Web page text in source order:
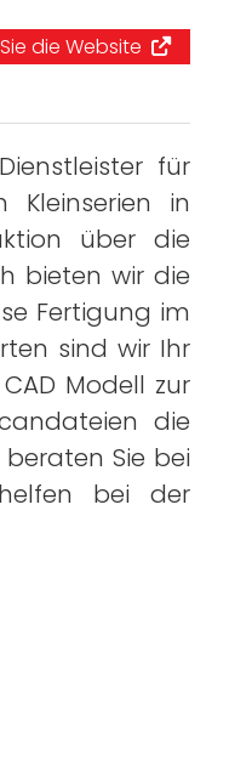
die Website
für
in
über die
bieten wir die
Fertigung im
sind wir Ihr
Modell zur
die
Sie bei
bei der